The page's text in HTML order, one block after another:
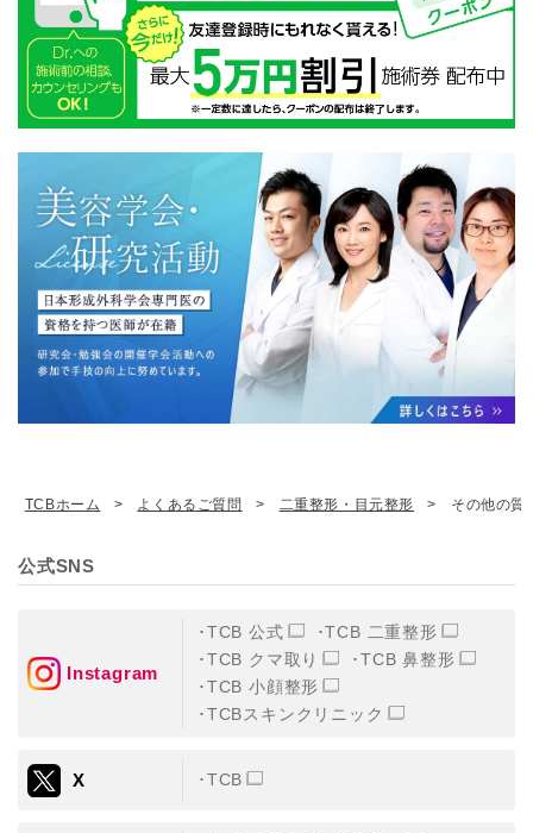
TCBホーム よくあるご質問 二重整形・目元整形 その他の質
公式SNS
Instagram
TCB 公式
TCB 二重整形
TCB クマ取り
TCB 鼻整形
TCB 小顔整形
TCBスキンクリニック
X TCB